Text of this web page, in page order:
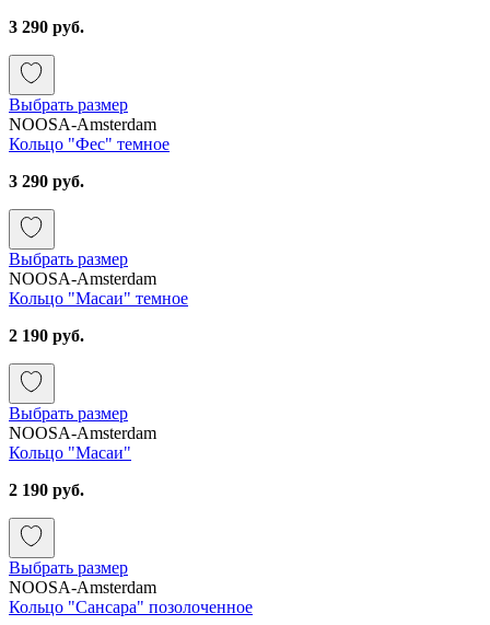
3 290 руб.
Выбрать размер
NOOSA-Amsterdam
Кольцо "Фес" темное
3 290 руб.
Выбрать размер
NOOSA-Amsterdam
Кольцо "Масаи" темное
2 190 руб.
Выбрать размер
NOOSA-Amsterdam
Кольцо "Масаи"
2 190 руб.
Выбрать размер
NOOSA-Amsterdam
Кольцо "Сансара" позолоченное